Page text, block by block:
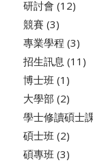
研討會 (12)
競賽 (3)
專業學程 (3)
招生訊息 (11)
博士班(1)
大學部 (2)
學士修讀碩士
碩士班(2)
碩專班(3)